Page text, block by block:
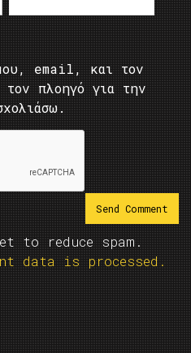
email, και τον
τον πλοηγό για την
to reduce spam.
data is processed.